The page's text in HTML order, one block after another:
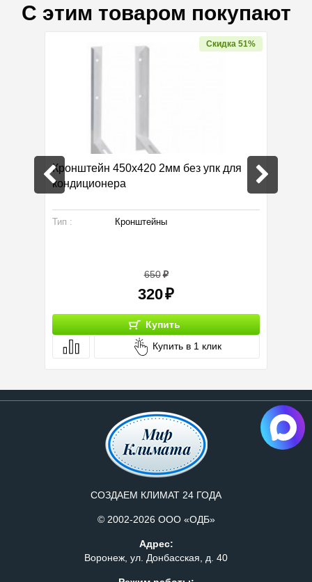
С этим товаром покупают
Скидка 51%
Кронштейн 450х420 2мм без упк для
кондиционера
Тип : Кронштейны
650
320
Купить
Купить в 1 клик
СОЗДАЕМ КЛИМАТ 24 ГОДА
© 2002-2026 ООО «ОДБ»
Адрес:
Воронеж, ул. Донбасская, д. 40